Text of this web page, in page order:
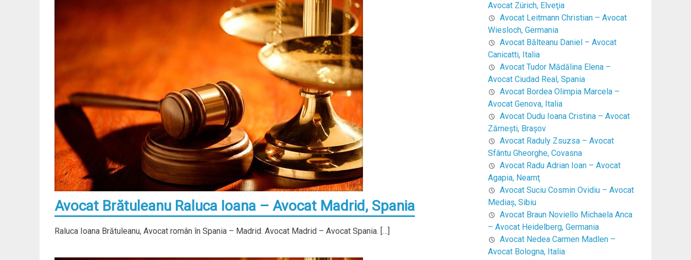
Avocat Brătuleanu Raluca Ioana – Avocat Madrid, Spania
Raluca Ioana Brătuleanu, Avocat român în Spania – Madrid. Avocat Madrid – Avocat Spania. […]
Avocat Zürich, Elveţia
Avocat Leitmann Christian – Avocat
Wiesloch, Germania
Avocat Bălteanu Daniel – Avocat
Canicatti, Italia
Avocat Tudor Mădălina Elena –
Avocat Ciudad Real, Spania
Avocat Bordea Olimpia Marcela –
Avocat Genova, Italia
Avocat Dudu Ioana Cristina – Avocat
Zărneşti, Braşov
Avocat Raduly Zsuzsa – Avocat
Sfântu Gheorghe, Covasna
Avocat Radu Adrian Ioan – Avocat
Agapia, Neamţ
Avocat Suciu Cosmin Ovidiu – Avocat
Mediaş, Sibiu
Avocat Braun Noviello Michaela Anca
– Avocat Heidelberg, Germania
Avocat Nedea Carmen Madlen –
Avocat Bologna, Italia